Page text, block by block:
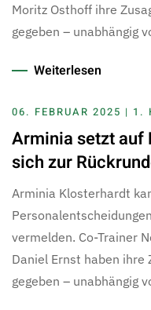
Moritz Osthoff ihre
gegeben – unabhängig
Weiterlesen
06. FEBRUAR 2025 | 1.
Arminia setzt auf
sich zur
Arminia Klosterhardt
vermelden. Co-Trainer
Daniel Ernst haben ihre
gegeben – unabhängig